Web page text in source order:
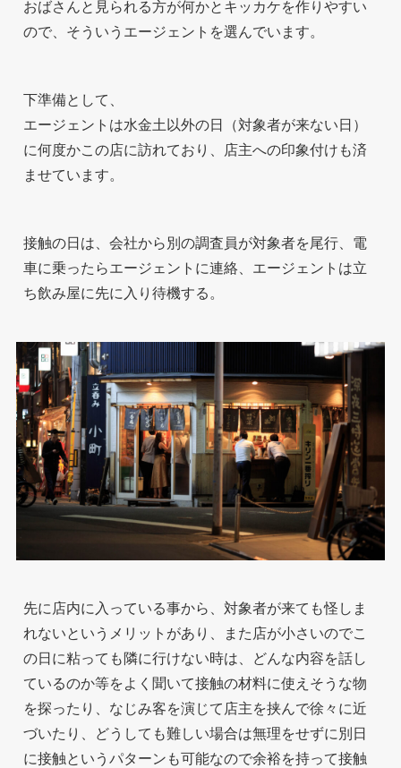
おばさんと見られる方が何かとキッカケを作りやすい
ので、そういうエージェントを選んでいます。
下準備として、
エージェントは水金土以外の日（対象者が来ない日）
に何度かこの店に訪れており、店主への印象付けも済
ませています。
接触の日は、会社から別の調査員が対象者を尾行、電
車に乗ったらエージェントに連絡、エージェントは立
ち飲み屋に先に入り待機する。
先に店内に入っている事から、対象者が来ても怪しま
れないというメリットがあり、また店が小さいのでこ
の日に粘っても隣に行けない時は、どんな内容を話し
ているのか等をよく聞いて接触の材料に使えそうな物
を探ったり、なじみ客を演じて店主を挟んで徐々に近
づいたり、どうしても難しい場合は無理をせずに別日
に接触というパターンも可能なので余裕を持って接触